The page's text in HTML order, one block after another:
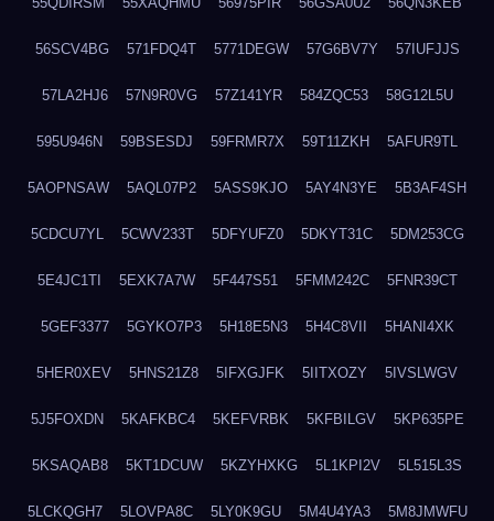
56SCV4BG 571FDQ4T 5771DEGW 57G6BV7Y 57IUFJJS
57LA2HJ6 57N9R0VG 57Z141YR 584ZQC53 58G12L5U
595U946N 59BSESDJ 59FRMR7X 59T11ZKH 5AFUR9TL
5AOPNSAW 5AQL07P2 5ASS9KJO 5AY4N3YE 5B3AF4SH
5CDCU7YL 5CWV233T 5DFYUFZ0 5DKYT31C 5DM253CG
5E4JC1TI 5EXK7A7W 5F447S51 5FMM242C 5FNR39CT
5GEF3377 5GYKO7P3 5H18E5N3 5H4C8VII 5HANI4XK
5HER0XEV 5HNS21Z8 5IFXGJFK 5IITXOZY 5IVSLWGV
5J5FOXDN 5KAFKBC4 5KEFVRBK 5KFBILGV 5KP635PE
5KSAQAB8 5KT1DCUW 5KZYHXKG 5L1KPI2V 5L515L3S
5LCKQGH7 5LOVPA8C 5LY0K9GU 5M4U4YA3 5M8JMWFU